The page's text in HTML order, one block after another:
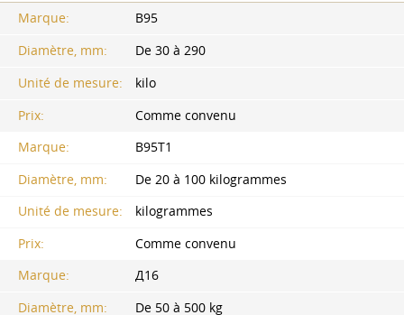
Marque:
В95
Diamètre, mm:
De 30 à 290
Unité de mesure:
kilo
Prix:
Comme convenu
Marque:
B95T1
Diamètre, mm:
De 20 à 100 kilogrammes
Unité de mesure:
kilogrammes
Prix:
Comme convenu
Marque:
Д16
Diamètre, mm:
De 50 à 500 kg